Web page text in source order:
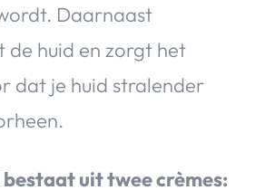
Daarnaast
de huid en zorgt het
dat je huid stralender
uit twee crèmes: